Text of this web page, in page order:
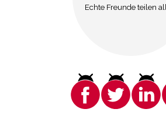
Echte Freunde teilen